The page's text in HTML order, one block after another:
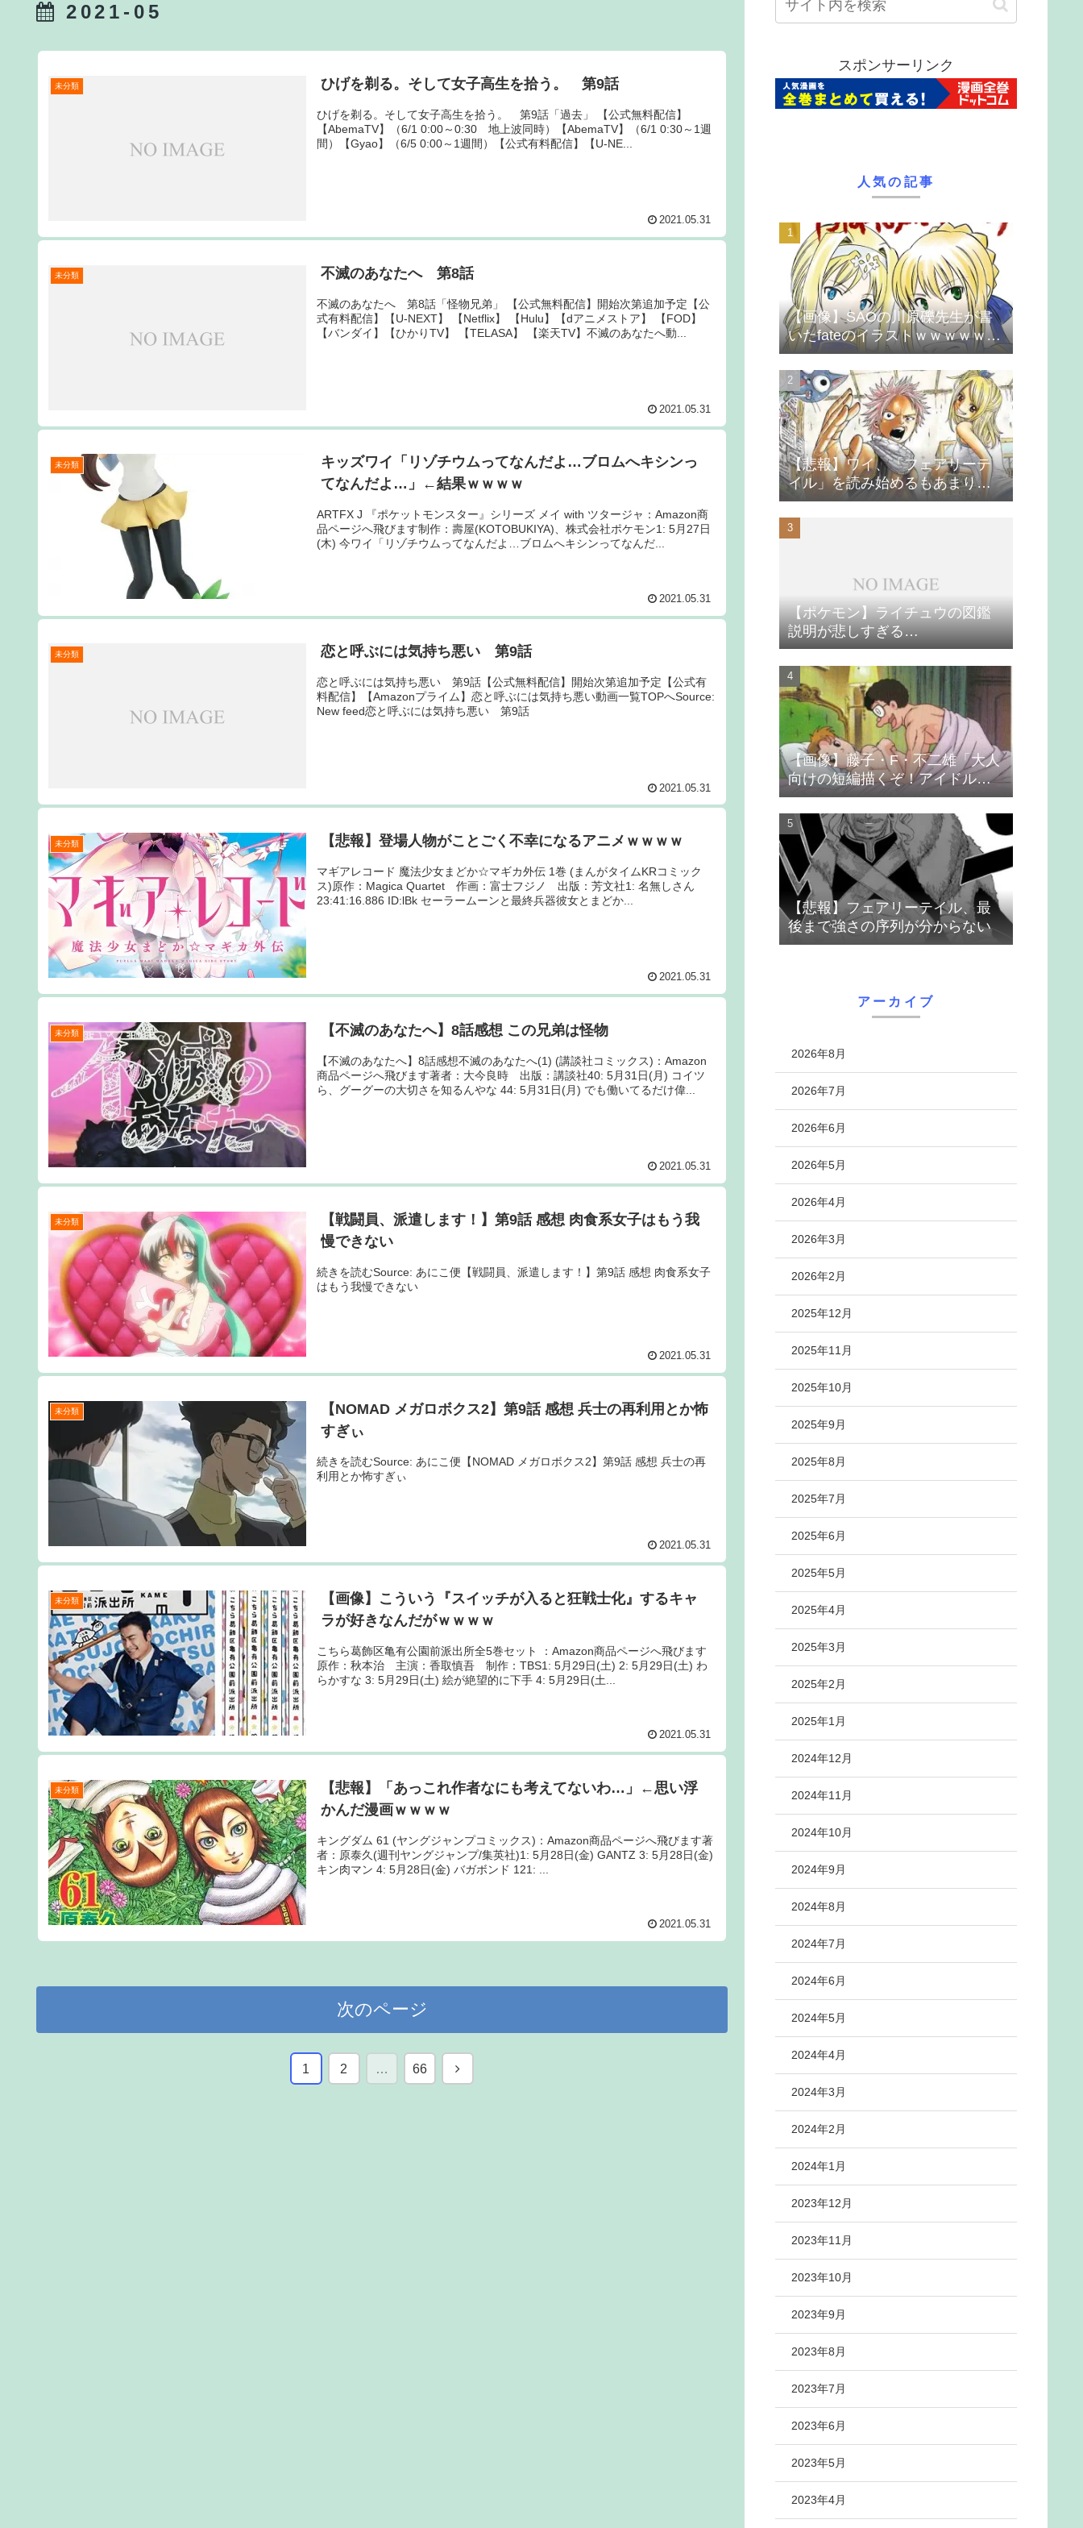
2021-05
未分類 ひげを剃る。そして女子高生を拾う。 第9話
ひげを剃る。そして女子高生を拾う。 第9話「過去」 【公式無料配信】
【AbemaTV】（6/1 0:00～0:30 地上波同時）【AbemaTV】（6/1 0:30～1週
間）【Gyao】（6/5 0:00～1週間）【公式有料配信】【U-NE...
2021.05.31
未分類 不滅のあなたへ 第8話
不滅のあなたへ 第8話「怪物兄弟」 【公式無料配信】開始次第追加予定【公
式有料配信】【U-NEXT】 【Netflix】 【Hulu】【dアニメストア】 【FOD】
【バンダイ】【ひかりTV】 【TELASA】 【楽天TV】不滅のあなたへ動...
2021.05.31
未分類
キッズワイ「リゾチウムってなんだよ…ブロムへキシンっ
てなんだよ…」←結果ｗｗｗｗ
ARTFX J 『ポケットモンスター』シリーズ メイ with ツタージャ：Amazon商
品ページへ飛びます制作：壽屋(KOTOBUKIYA)、株式会社ポケモン1: 5月27日
(木) 今ワイ「リゾチウムってなんだよ…ブロムへキシンってなんだ...
2021.05.31
未分類 恋と呼ぶには気持ち悪い 第9話
恋と呼ぶには気持ち悪い 第9話【公式無料配信】開始次第追加予定【公式有
料配信】【Amazonプライム】恋と呼ぶには気持ち悪い動画一覧TOPへSource:
New feed恋と呼ぶには気持ち悪い 第9話
2021.05.31
未分類 【悲報】登場人物がことごく不幸になるアニメｗｗｗｗ
マギアレコード 魔法少女まどか☆マギカ外伝 1巻 (まんがタイムKRコミック
ス)原作：Magica Quartet 作画：富士フジノ 出版：芳文社1: 名無しさん
23:41:16.886 ID:lBk セーラームーンと最終兵器彼女とまどか...
2021.05.31
未分類 【不滅のあなたへ】8話感想 この兄弟は怪物
【不滅のあなたへ】8話感想不滅のあなたへ(1) (講談社コミックス)：Amazon
商品ページへ飛びます著者：大今良時 出版：講談社40: 5月31日(月) コイツ
ら、グーグーの大切さを知るんやな 44: 5月31日(月) でも働いてるだけ偉...
2021.05.31
未分類
【戦闘員、派遣します！】第9話 感想 肉食系女子はもう我
慢できない
続きを読むSource: あにこ便【戦闘員、派遣します！】第9話 感想 肉食系女子
はもう我慢できない
2021.05.31
未分類
【NOMAD メガロボクス2】第9話 感想 兵士の再利用とか怖
すぎぃ
続きを読むSource: あにこ便【NOMAD メガロボクス2】第9話 感想 兵士の再
利用とか怖すぎぃ
2021.05.31
未分類
【画像】こういう『スイッチが入ると狂戦士化』するキャ
ラが好きなんだがｗｗｗｗ
こちら葛飾区亀有公園前派出所全5巻セット ：Amazon商品ページへ飛びます
原作：秋本治 主演：香取慎吾 制作：TBS1: 5月29日(土) 2: 5月29日(土) わ
らかすな 3: 5月29日(土) 絵が絶望的に下手 4: 5月29日(土...
2021.05.31
未分類
【悲報】「あっこれ作者なにも考えてないわ…」←思い浮
かんだ漫画ｗｗｗｗ
キングダム 61 (ヤングジャンプコミックス)：Amazon商品ページへ飛びます著
者：原泰久(週刊ヤングジャンプ/集英社)1: 5月28日(金) GANTZ 3: 5月28日(金)
キン肉マン 4: 5月28日(金) バガボンド 121: ...
2021.05.31
次のページ
1 2 … 66 次
スポンサーリンク
人気の記事
【画像】SAOの川原礫先生が書
いたfateのイラストｗｗｗｗｗｗ
ｗｗｗ
【悲報】ワイ、「フェアリーテ
イル」を読み始めるもあまりの
つまらなさに挫折する
【ポケモン】ライチュウの図鑑
説明が悲しすぎる…
【画像】藤子・F・不二雄「大人
向けの短編描くぞ！アイドルが
無理やり抱かれるシーン入れ
よ」
【悲報】フェアリーテイル、最
後まで強さの序列が分からない
アーカイブ
2026年8月
2026年7月
2026年6月
2026年5月
2026年4月
2026年3月
2026年2月
2025年12月
2025年11月
2025年10月
2025年9月
2025年8月
2025年7月
2025年6月
2025年5月
2025年4月
2025年3月
2025年2月
2025年1月
2024年12月
2024年11月
2024年10月
2024年9月
2024年8月
2024年7月
2024年6月
2024年5月
2024年4月
2024年3月
2024年2月
2024年1月
2023年12月
2023年11月
2023年10月
2023年9月
2023年8月
2023年7月
2023年6月
2023年5月
2023年4月